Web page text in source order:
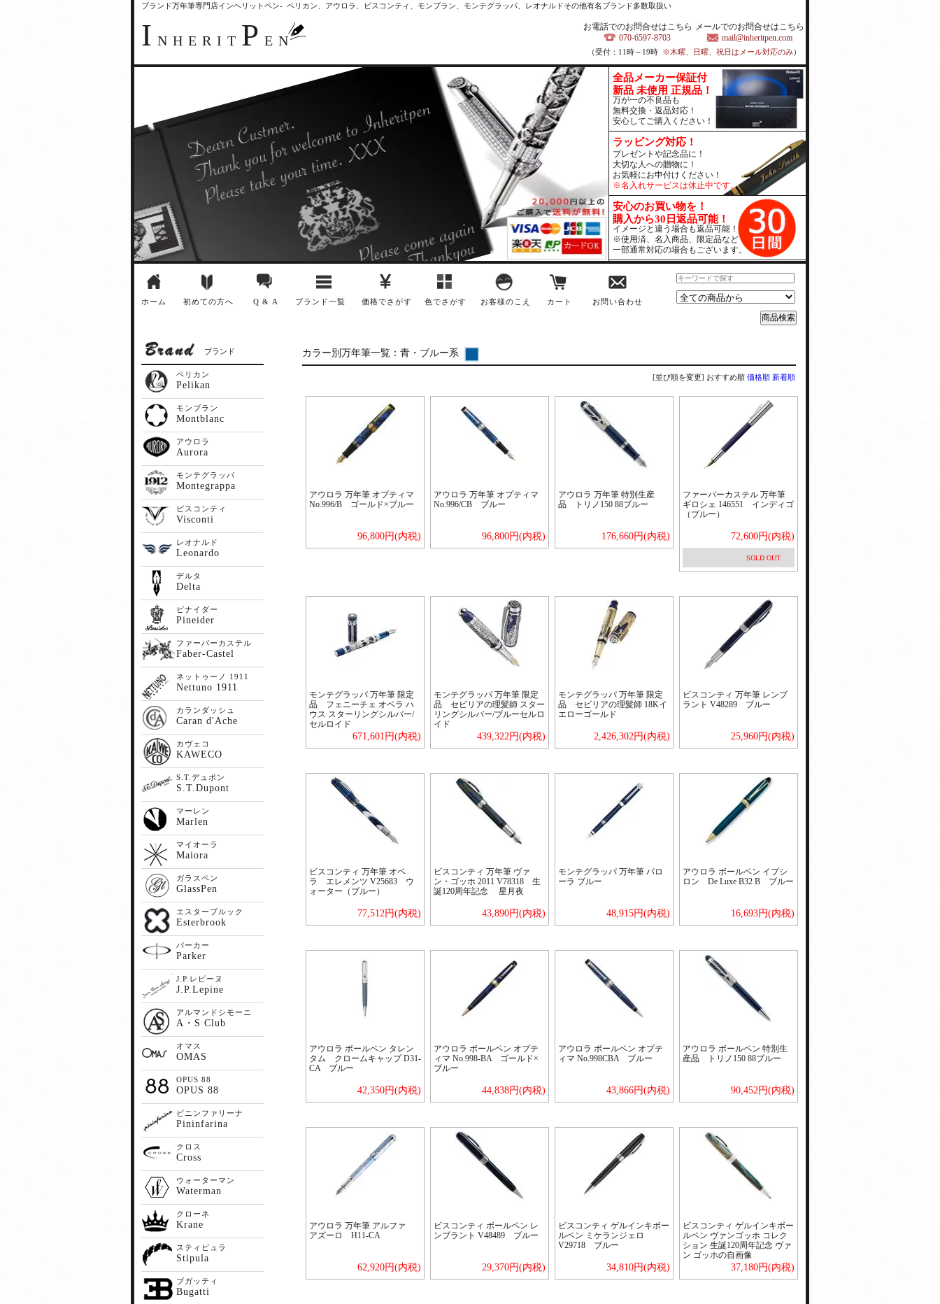
ブランド万年筆専門店インヘリットペン- ペリカン、アウロラ、ビスコンティ、モンブラン、モンテグラッパ、レオナルドその他有名ブランド多数取扱い
I NHERIT P EN
お電話でのお問合せはこちら
070-6597-8703
メールでのお問合せはこちら
mail@inheritpen.com
（受付：11時～19時 ※木曜、日曜、祝日はメール対応のみ）
全品メーカー保証付
新品 未使用 正規品！
万が一の不良品も
無料交換・返品対応！
安心してご購入ください！
ラッピング対応！
プレゼントや記念品に！
大切な人への贈物に！
お気軽にお申付けください！
※名入れサービスは休止中です。
安心のお買い物を！
購入から30日返品可能！
イメージと違う場合も返品可能！
※使用済、名入商品、限定品など
一部通常対応の場合もございます。
ホーム 初めての方へ Q & A ブランド一覧 価格でさがす 色でさがす お客様のこえ カート お問い合わせ
カラー別万年筆一覧： 青・ブルー系
[並び順を変更] おすすめ順 価格順 新着順
アウロラ 万年筆 オプティマ
No.996/B ゴールド×ブルー
96,800円(内税)
アウロラ 万年筆 オプティマ
No.996/CB ブルー
96,800円(内税)
アウロラ 万年筆 特別生産
品 トリノ150 88ブルー
176,660円(内税)
ファーバーカステル 万年筆
ギロシェ 146551 インディゴ
（ブルー）
72,600円(内税)
SOLD OUT
モンテグラッパ 万年筆 限定
品 フェニーチェ オペラ ハ
ウス スターリングシルバー/
セルロイド
671,601円(内税)
モンテグラッパ 万年筆 限定
品 セビリアの理髪師 スター
リングシルバー/ブルーセルロ
イド
439,322円(内税)
モンテグラッパ 万年筆 限定
品 セビリアの理髪師 18Kイ
エローゴールド
2,426,302円(内税)
ビスコンティ 万年筆 レンブ
ラント V48289 ブルー
25,960円(内税)
ビスコンティ 万年筆 オペ
ラ エレメンツ V25683 ウ
ォーター（ブルー）
77,512円(内税)
ビスコンティ 万年筆 ヴァ
ン・ゴッホ 2011 V78318 生
誕120周年記念 星月夜
43,890円(内税)
モンテグラッパ 万年筆 パロ
ーラ ブルー
48,915円(内税)
アウロラ ボールペン イプシ
ロン De Luxe B32 B ブルー
16,693円(内税)
アウロラ ボールペン タレン
タム クロームキャップ D31-
CA ブルー
42,350円(内税)
アウロラ ボールペン オプテ
ィマ No.998-BA ゴールド×
ブルー
44,838円(内税)
アウロラ ボールペン オプテ
ィマ No.998CBA ブルー
43,866円(内税)
アウロラ ボールペン 特別生
産品 トリノ150 88ブルー
90,452円(内税)
アウロラ 万年筆 アルファ
アズーロ H11-CA
62,920円(内税)
ビスコンティ ボールペン レ
ンブラント V48489 ブルー
29,370円(内税)
ビスコンティ ゲルインキボー
ルペン ミケランジェロ
V29718 ブルー
34,810円(内税)
ビスコンティ ゲルインキボー
ルペン ヴァンゴッホ コレク
ション 生誕120周年記念 ヴァ
ン ゴッホの自画像
37,180円(内税)
ブランド
ペリカン
Pelikan
モンブラン
Montblanc
アウロラ
Aurora
モンテグラッパ
Montegrappa
ビスコンティ
Visconti
レオナルド
Leonardo
デルタ
Delta
ピナイダー
Pineider
ファーバーカステル
Faber-Castel
ネットゥーノ 1911
Nettuno 1911
カランダッシュ
Caran d'Ache
カヴェコ
KAWECO
S.T.デュポン
S.T.Dupont
マーレン
Marlen
マイオーラ
Maiora
ガラスペン
GlassPen
エスターブルック
Esterbrook
パーカー
Parker
J.P.レピーヌ
J.P.Lepine
アルマンドシモーニ
A・S Club
オマス
OMAS
OPUS 88
OPUS 88
ピニンファリーナ
Pininfarina
クロス
Cross
ウォーターマン
Waterman
クローネ
Krane
スティピュラ
Stipula
ブガッティ
Bugatti